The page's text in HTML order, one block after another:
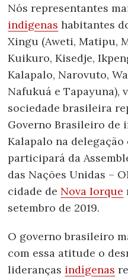
Nós representantes
indígenas habitantes
Xingu (Aweti, Matipu,
Kuikuro, Kisedje,
Kalapalo, Narovuto,
Nafukuá e Tapayuna),
sociedade brasileira
Governo Brasileiro de
Kalapalo na
participará da
das Nações Unidas –
cidade de Nova Iorque
setembro de 2019.
O governo brasileiro
com essa atitude o
lideranças indígenas